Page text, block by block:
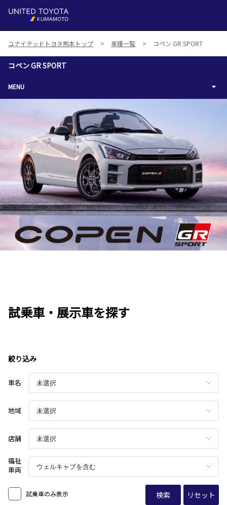
ユナイテッドトヨタ熊本トップ 車種一覧 コペン GR SPORT
コペン GR SPORT
MENU
試乗車・展示車を探す
絞り込み
車名
地域
店舗
福祉
車両
試乗車のみ表示 検索 リセット